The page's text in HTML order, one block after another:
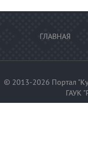
ГЛАВНАЯ
© 2013-2026 Портал
ГАУК